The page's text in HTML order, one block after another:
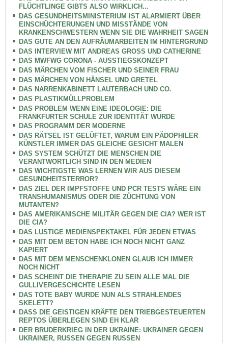
FLÜCHTLINGE GIBTS ALSO WIRKLICH...
DAS GESUNDHEITSMINISTERIUM IST ALARMIERT ÜBER
EINSCHÜCHTERUNGEN UND MISSTÄNDE VON
KRANKENSCHWESTERN WENN SIE DIE WAHRHEIT SAGEN
DAS GUTE AN DEN AUFRÄUMARBEITEN IM HINTERGRUND
DAS INTERVIEW MIT ANDREAS GROSS UND CATHERINE
DAS MWFWG CORONA - AUSSTIEGSKONZEPT
DAS MÄRCHEN VOM FISCHER UND SEINER FRAU
DAS MÄRCHEN VON HÄNSEL UND GRETEL
DAS NARRENKABINETT LAUTERBACH UND CO.
DAS PLASTIKMÜLLPROBLEM
DAS PROBLEM WENN EINE IDEOLOGIE: DIE
FRANKFURTER SCHULE ZUR IDENTITÄT WURDE
DAS PROGRAMM DER MODERNE
DAS RÄTSEL IST GELÜFTET, WARUM EIN PÄDOPHILER
KÜNSTLER IMMER DAS GLEICHE GESICHT MALEN
DAS SYSTEM SCHÜTZT DIE MENSCHEN DIE
VERANTWORTLICH SIND IN DEN MEDIEN
DAS WICHTIGSTE WAS LERNEN WIR AUS DIESEM
GESUNDHEITSTERROR?
DAS ZIEL DER IMPFSTOFFE UND PCR TESTS WÄRE EIN
TRANSHUMANISMUS ODER DIE ZÜCHTUNG VON
MUTANTEN?
DAS AMERIKANISCHE MILITÄR GEGEN DIE CIA? WER IST
DIE CIA?
DAS LUSTIGE MEDIENSPEKTAKEL FÜR JEDEN ETWAS
DAS MIT DEM BETON HABE ICH NOCH NICHT GANZ
KAPIERT
DAS MIT DEM MENSCHENKLONEN GLAUB ICH IMMER
NOCH NICHT
DAS SCHEINT DIE THERAPIE ZU SEIN ALLE MAL DIE
GULLIVERGESCHICHTE LESEN
DAS TOTE BABY WURDE NUN ALS STRAHLENDES
SKELETT?
DASS DIE GEISTIGEN KRÄFTE DEN TRIEBGESTEUERTEN
REPTOS ÜBERLEGEN SIND EH KLAR
DER BRUDERKRIEG IN DER UKRAINE: UKRAINER GEGEN
UKRAINER, RUSSEN GEGEN RUSSEN